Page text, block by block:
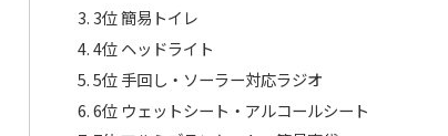
3位 簡易トイレ
4位 ヘッドライト
5位 手回し・ソーラー対応ラジオ
6位 ウェットシート・アルコールシート